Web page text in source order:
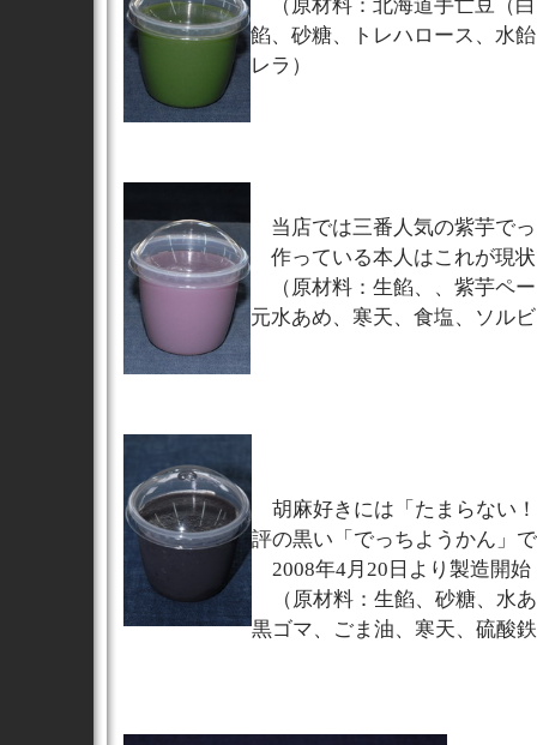
（原材料：北海道手亡豆（
餡、砂糖、トレハロース、水
レラ）
当店では三番人気の紫芋でっ
作っている本人はこれが現状
（原材料：生餡、、紫芋ペ
元水あめ、寒天、食塩、ソル
胡麻好きには「たまらない！
評の黒い「でっちようかん」
2008年4月20日より製造開始
（原材料：生餡、砂糖、水
黒ゴマ、ごま油、寒天、硫酸